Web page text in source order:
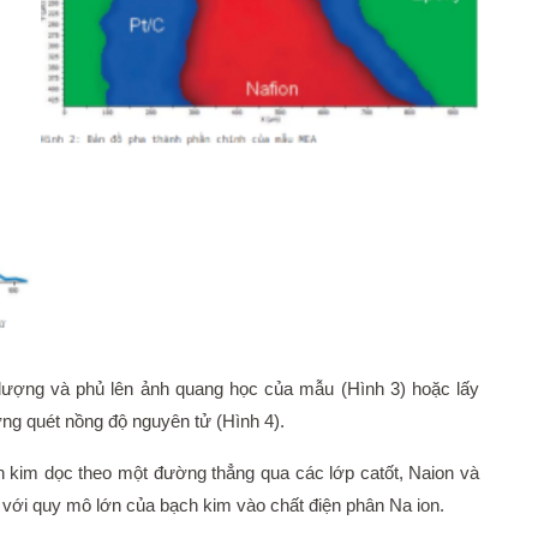
và phủ lên ảnh quang học của mẫu (Hình 3) hoặc lấy
quét nồng độ nguyên tử (Hình 4).
dọc theo một đường thẳng qua các lớp catốt, Naion và
quy mô lớn của bạch kim vào chất điện phân Na ion.